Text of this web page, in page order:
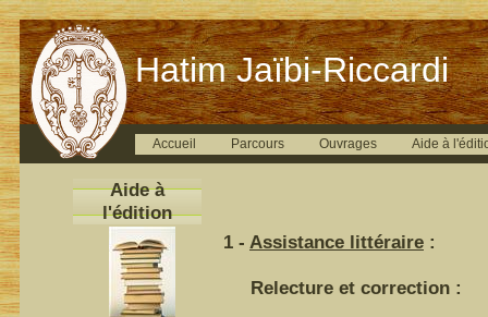
Hatim Jaïbi-Riccardi
Accueil Parcours Ouvrages Aide à
Aide à
l'édition
1 - Assistance littéraire :
Relecture et correction :